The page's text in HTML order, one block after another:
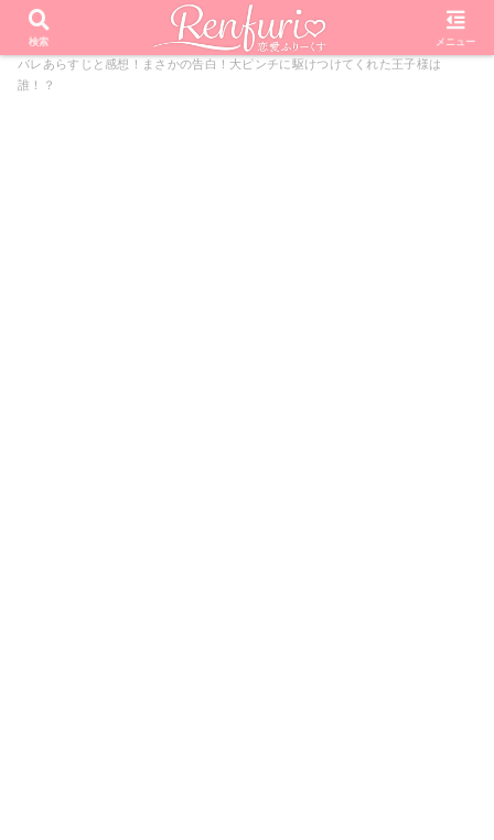
PR
ホーム ドラマ 1ページの恋
【1ページの恋】4話ネタ
バレあらすじと感想！まさかの告白！大ピンチに駆けつけてくれた王子様は
誰！？
検索 メニュー